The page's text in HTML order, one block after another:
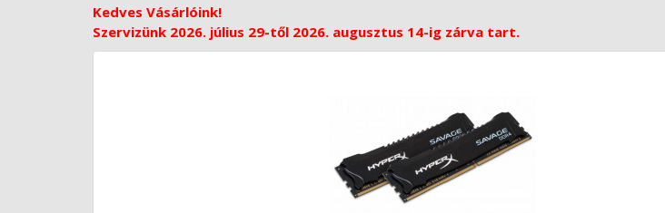
Kedves Vásárlóink!
Szervizünk 2026. július 29-től 2026. augusztus 14-ig zárva tart.